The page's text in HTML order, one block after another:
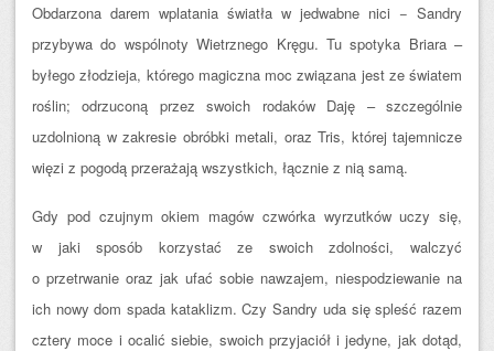
Obdarzona darem wplatania światła w jedwabne nici − Sandry
przybywa do wspólnoty Wietrznego Kręgu. Tu spotyka Briara –
byłego złodzieja, którego magiczna moc związana jest ze światem
roślin; odrzuconą przez swoich rodaków Daję – szczególnie
uzdolnioną w zakresie obróbki metali, oraz Tris, której tajemnicze
więzi z pogodą przerażają wszystkich, łącznie z nią samą.
Gdy pod czujnym okiem magów czwórka wyrzutków uczy się,
w jaki sposób korzystać ze swoich zdolności, walczyć
o przetrwanie oraz jak ufać sobie nawzajem, niespodziewanie na
ich nowy dom spada kataklizm. Czy Sandry uda się spleść razem
cztery moce i ocalić siebie, swoich przyjaciół i jedyne, jak dotąd,